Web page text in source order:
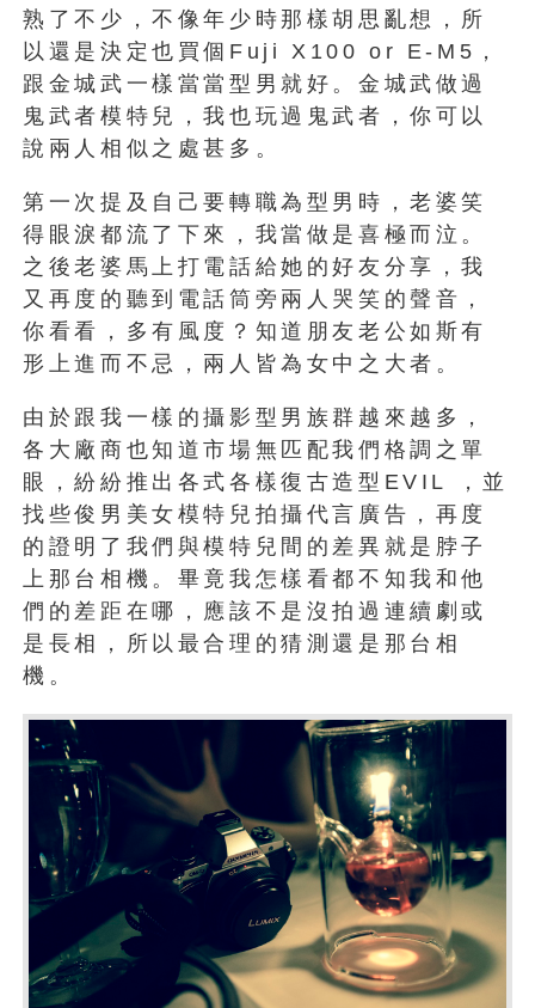
熟了不少，不像年少時那樣胡思亂想，所
以還是決定也買個Fuji X100 or E-M5，
跟金城武一樣當當型男就好。金城武做過
鬼武者模特兒，我也玩過鬼武者，你可以
說兩人相似之處甚多。
第一次提及自己要轉職為型男時，老婆笑
得眼淚都流了下來，我當做是喜極而泣。
之後老婆馬上打電話給她的好友分享，我
又再度的聽到電話筒旁兩人哭笑的聲音，
你看看，多有風度？知道朋友老公如斯有
形上進而不忌，兩人皆為女中之大者。
由於跟我一樣的攝影型男族群越來越多，
各大廠商也知道市場無匹配我們格調之單
眼，紛紛推出各式各樣復古造型EVIL ，並
找些俊男美女模特兒拍攝代言廣告，再度
的證明了我們與模特兒間的差異就是脖子
上那台相機。畢竟我怎樣看都不知我和他
們的差距在哪，應該不是沒拍過連續劇或
是長相，所以最合理的猜測還是那台相
機。